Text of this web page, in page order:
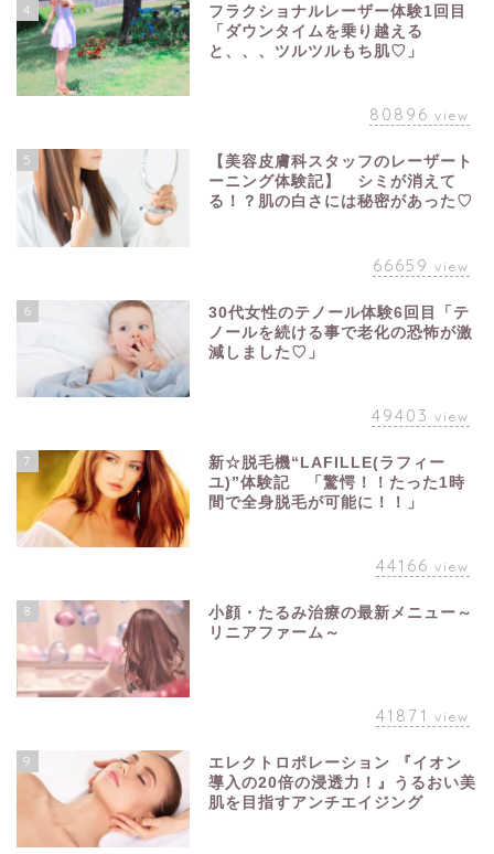
4
フラクショナルレーザー体験1回目
「ダウンタイムを乗り越える
と、、、ツルツルもち肌♡」
80896 view
5
【美容皮膚科スタッフのレーザート
ーニング体験記】 シミが消えて
る！？肌の白さには秘密があった♡
66659 view
6
30代女性のテノール体験6回目「テ
ノールを続ける事で老化の恐怖が激
減しました♡」
49403 view
7
新☆脱毛機“LAFILLE(ラフィー
ユ)”体験記 「驚愕！！たった1時
間で全身脱毛が可能に！！」
44166 view
8
小顔・たるみ治療の最新メニュー～
リニアファーム～
41871 view
9
エレクトロポレーション 『イオン
導入の20倍の浸透力！』うるおい美
肌を目指すアンチエイジング